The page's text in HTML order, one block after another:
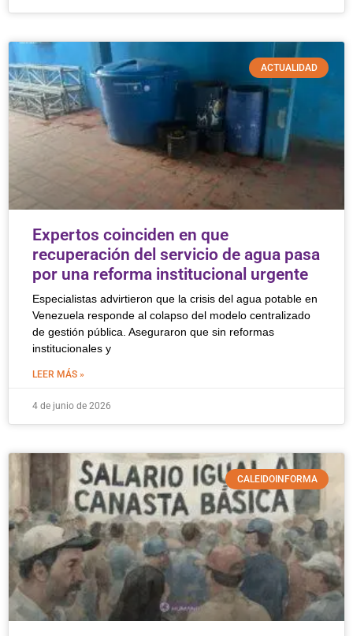
ACTUALIDAD
Expertos coinciden en que
recuperación del servicio de agua pasa
por una reforma institucional urgente
Especialistas advirtieron que la crisis del agua potable en
Venezuela responde al colapso del modelo centralizado
de gestión pública. Aseguraron que sin reformas
institucionales y
LEER MÁS »
4 de junio de 2026
CALEIDOINFORMA